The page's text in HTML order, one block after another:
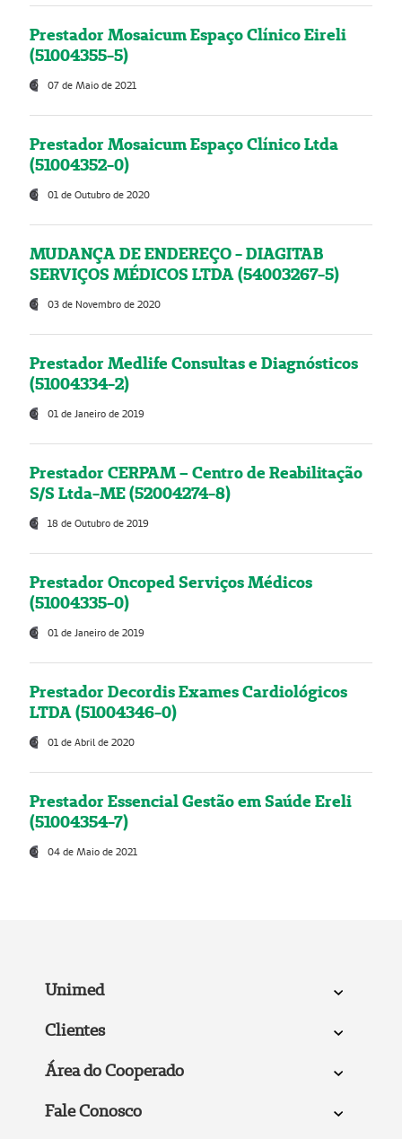
Prestador Mosaicum Espaço Clínico Eireli
(51004355-5)
07 de Maio de 2021
Prestador Mosaicum Espaço Clínico Ltda
(51004352-0)
01 de Outubro de 2020
MUDANÇA DE ENDEREÇO - DIAGITAB
SERVIÇOS MÉDICOS LTDA (54003267-5)
03 de Novembro de 2020
Prestador Medlife Consultas e Diagnósticos
(51004334-2)
01 de Janeiro de 2019
Prestador CERPAM – Centro de Reabilitação
S/S Ltda-ME (52004274-8)
18 de Outubro de 2019
Prestador Oncoped Serviços Médicos
(51004335-0)
01 de Janeiro de 2019
Prestador Decordis Exames Cardiológicos
LTDA (51004346-0)
01 de Abril de 2020
Prestador Essencial Gestão em Saúde Ereli
(51004354-7)
04 de Maio de 2021
Unimed
Clientes
Área do Cooperado
Fale Conosco